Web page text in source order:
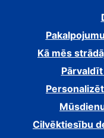
Kā mēs
Cilvēktiesību